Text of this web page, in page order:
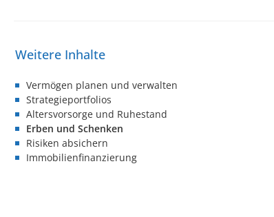
Vermögen planen und verwalten
Strategieportfolios
Altersvorsorge und Ruhestand
Erben und Schenken
Risiken absichern
Immobilienfinanzierung